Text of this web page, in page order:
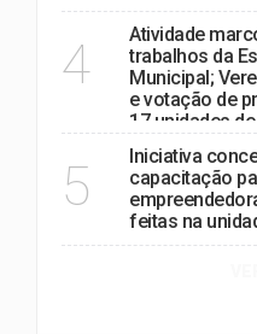
4
Atividade
trabalhos da
Municipal;
e votação de
17 unidades
5
Iniciativa
capacitação
feitas na